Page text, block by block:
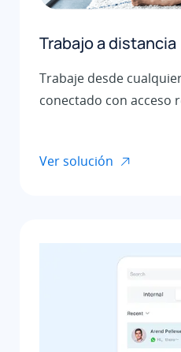
Trabajo a distancia
Trabaje desde
conectado con acceso
Ver solución